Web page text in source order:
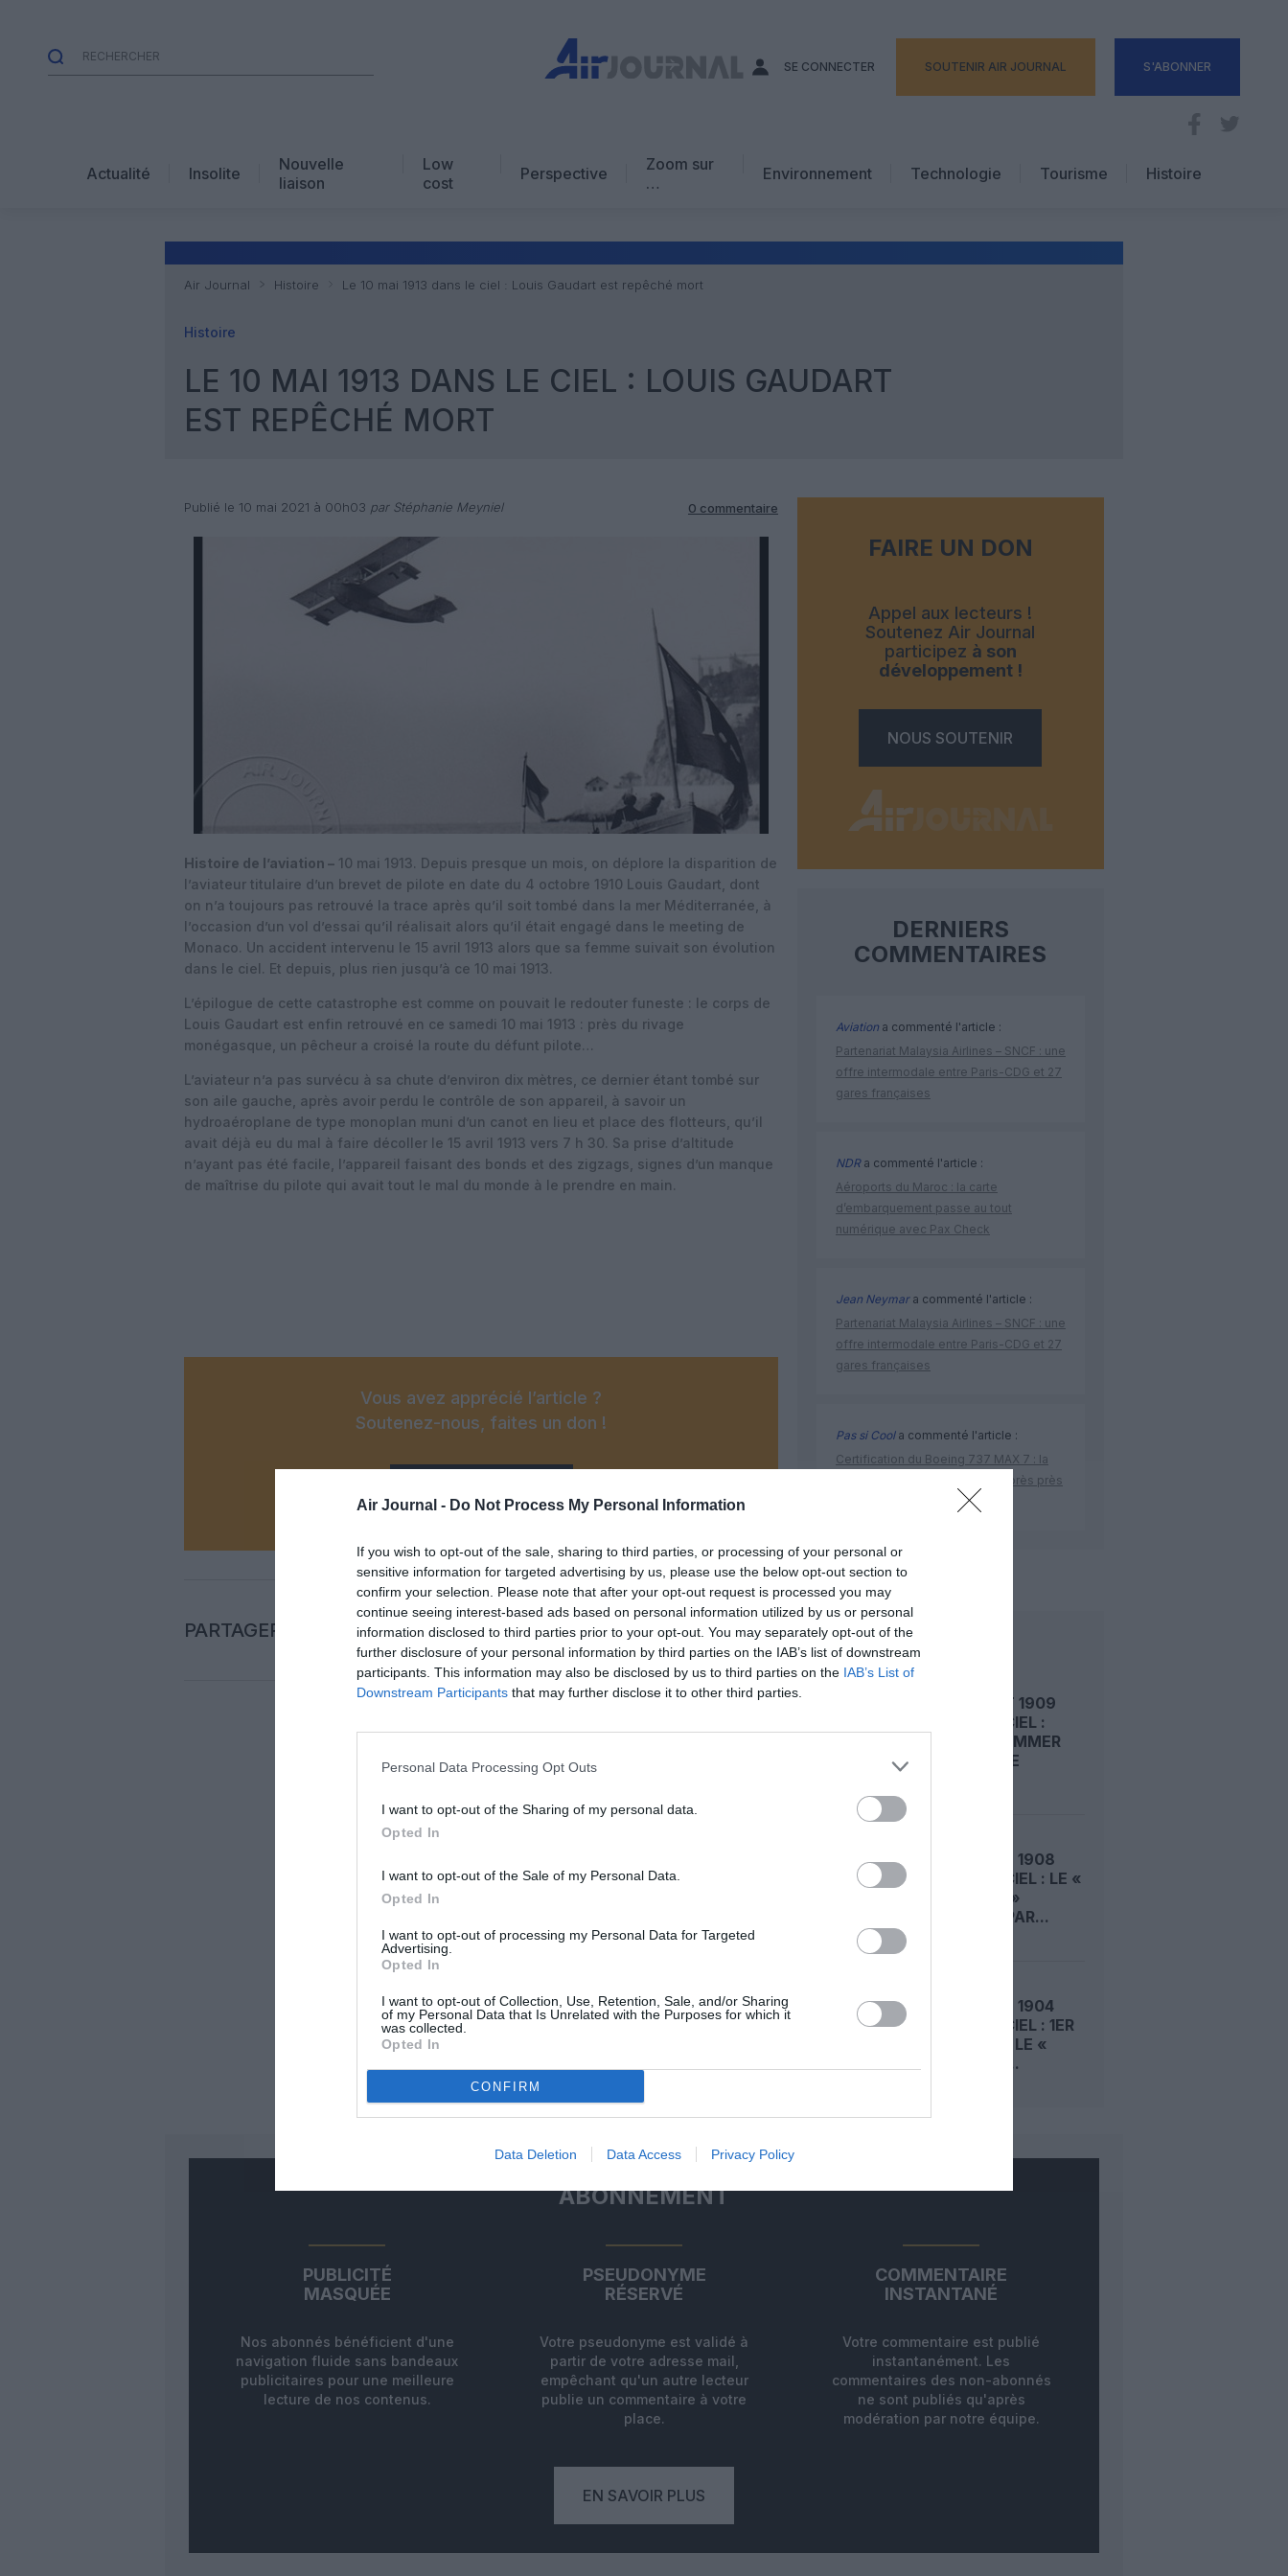
Air Journal - Do Not Process My Personal Information
If you wish to opt-out of the sale, sharing to third parties, or processing of your personal or
sensitive information for targeted advertising by us, please use the below opt-out section to
confirm your selection. Please note that after your opt-out request is processed you may
continue seeing interest-based ads based on personal information utilized by us or personal
information disclosed to third parties prior to your opt-out. You may separately opt-out of the
further disclosure of your personal information by third parties on the IAB’s list of downstream
participants. This information may also be disclosed by us to third parties on the IAB’s List of
Downstream Participants that may further disclose it to other third parties.
Personal Data Processing Opt Outs
I want to opt-out of the Sharing of my personal data.
Opted In
I want to opt-out of the Sale of my Personal Data.
Opted In
I want to opt-out of processing my Personal Data for Targeted
Advertising.
Opted In
I want to opt-out of Collection, Use, Retention, Sale, and/or Sharing
of my Personal Data that Is Unrelated with the Purposes for which it
was collected.
Opted In
CONFIRM
Data Deletion Data Access Privacy Policy
SE CONNECTER SOUTENIR AIR JOURNAL S'ABONNER
Actualité Insolite
Nouvelle
liaison
Low
cost
Perspective
Zoom sur
…
Avis d’expert
Environnement Technologie
Tourisme
Hôtellerie
Histoire
Air Journal Histoire Le 10 mai 1913 dans le ciel : Louis Gaudart est repêché mort
Histoire
LE 10 MAI 1913 DANS LE CIEL : LOUIS GAUDART
EST REPÊCHÉ MORT
Publié le 10 mai 2021 à 00h03 par Stéphanie Meyniel 0 commentaire
Histoire de l’aviation – 10 mai 1913. Depuis presque un mois, on déplore la disparition de
l’aviateur titulaire d’un brevet de pilote en date du 4 octobre 1910 Louis Gaudart, dont
on n’a toujours pas retrouvé la trace après qu’il soit tombé dans la mer Méditerranée, à
l’occasion d’un vol d’essai qu’il réalisait alors qu’il était engagé dans le meeting de
Monaco. Un accident intervenu le 15 avril 1913 alors que sa femme suivait son évolution
dans le ciel. Et depuis, plus rien jusqu’à ce 10 mai 1913.
L’épilogue de cette catastrophe est comme on pouvait le redouter funeste : le corps de
Louis Gaudart est enfin retrouvé en ce samedi 10 mai 1913 : près du rivage
monégasque, un pêcheur a croisé la route du défunt pilote…
L’aviateur n’a pas survécu à sa chute d’environ dix mètres, ce dernier étant tombé sur
son aile gauche, après avoir perdu le contrôle de son appareil, à savoir un
hydroaéroplane de type monoplan muni d’un canot en lieu et place des flotteurs, qu’il
avait déjà eu du mal à faire décoller le 15 avril 1913 vers 7 h 30. Sa prise d’altitude
n’ayant pas été facile, l’appareil faisant des bonds et des zigzags, signes d’un manque
de maîtrise du pilote qui avait tout le mal du monde à le prendre en main.
Vous avez apprécié l’article ?
Soutenez-nous, faites un don !
PARTAGER L'ARTICLE
FacebookTwitterPinterestLinkedInEmail Print
LAISSER UN COMMENTAIRE
FAIRE UN DON
Appel aux lecteurs !
Soutenez Air Journal
participez à son
développement !
NOUS SOUTENIR
DERNIERS
COMMENTAIRES
Aviation a commenté l'article :
Partenariat Malaysia Airlines – SNCF : une
offre intermodale entre Paris-CDG et 27
gares françaises
NDRa commenté l'article :
Aéroports du Maroc : la carte
d’embarquement passe au tout
numérique avec Pax Check
Jean Neymara commenté l'article :
Partenariat Malaysia Airlines – SNCF : une
offre intermodale entre Paris-CDG et 27
gares françaises
Pas si Coola commenté l'article :
Certification du Boeing 737 MAX 7 : la
FAA donne enfin son feu vert après près
de dix ans de turbulence
histoire de l'aviation
LIRE AUSSI
LE 6 AOÛT 1909
DANS LE CIEL :
ROGER SOMMER
PERMET LE
LE 5 AOÛT 1908
DANS LE CIEL : LE «
ZEPPELIN »
DÉTRUIT PAR...
LE 4 AOÛT 1904
DANS LE CIEL : 1ER
VOL POUR LE «
LEBAUDY...
ABONNEMENT
PUBLICITÉ
MASQUÉE
Nos abonnés bénéficient d'une
navigation fluide sans bandeaux
publicitaires pour une meilleure
lecture de nos contenus.
PSEUDONYME
RÉSERVÉ
Votre pseudonyme est validé à
partir de votre adresse mail,
empêchant qu'un autre lecteur
publie un commentaire à votre
place.
COMMENTAIRE
INSTANTANÉ
Votre commentaire est publié
instantanément. Les
commentaires des non-abonnés
ne sont publiés qu'après
modération par notre équipe.
EN SAVOIR PLUS